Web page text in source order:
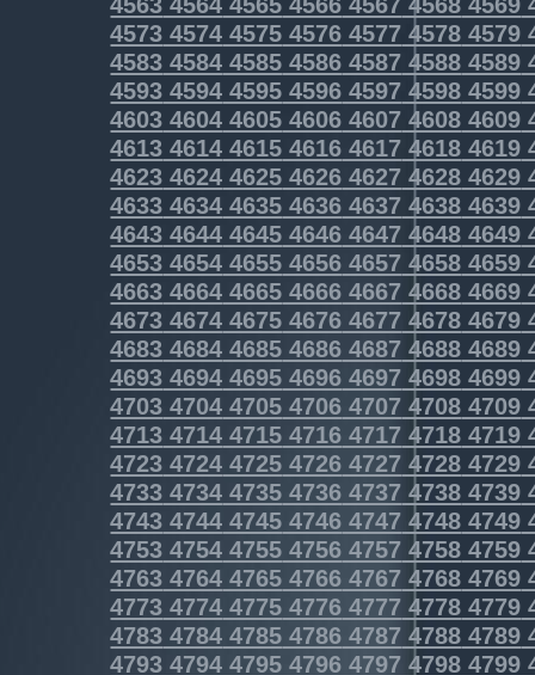
4573 4574 4575 4576 4577 4578 4579
4583 4584 4585 4586 4587 4588 4589
4593 4594 4595 4596 4597 4598 4599
4603 4604 4605 4606 4607 4608 4609
4613 4614 4615 4616 4617 4618 4619
4623 4624 4625 4626 4627 4628 4629
4633 4634 4635 4636 4637 4638 4639
4643 4644 4645 4646 4647 4648 4649
4653 4654 4655 4656 4657 4658 4659
4663 4664 4665 4666 4667 4668 4669
4673 4674 4675 4676 4677 4678 4679
4683 4684 4685 4686 4687 4688 4689
4693 4694 4695 4696 4697 4698 4699
4703 4704 4705 4706 4707 4708 4709
4713 4714 4715 4716 4717 4718 4719
4723 4724 4725 4726 4727 4728 4729
4733 4734 4735 4736 4737 4738 4739
4743 4744 4745 4746 4747 4748 4749
4753 4754 4755 4756 4757 4758 4759
4763 4764 4765 4766 4767 4768 4769
4773 4774 4775 4776 4777 4778 4779
4783 4784 4785 4786 4787 4788 4789
4793 4794 4795 4796 4797 4798 4799